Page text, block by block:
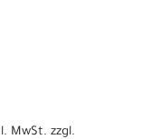
MwSt. zzgl.